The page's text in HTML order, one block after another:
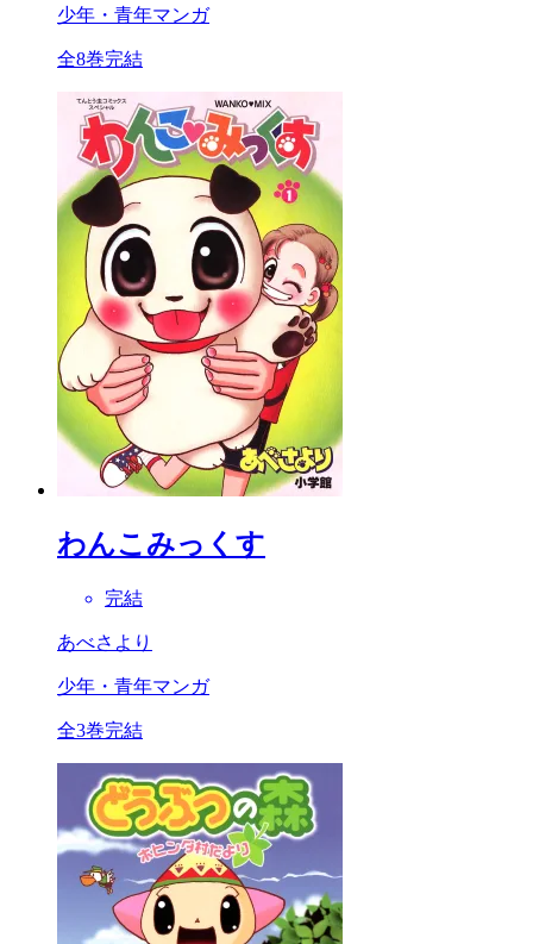
少年・青年マンガ
全8巻完結
わんこみっくす
完結
あべさより
少年・青年マンガ
全3巻完結